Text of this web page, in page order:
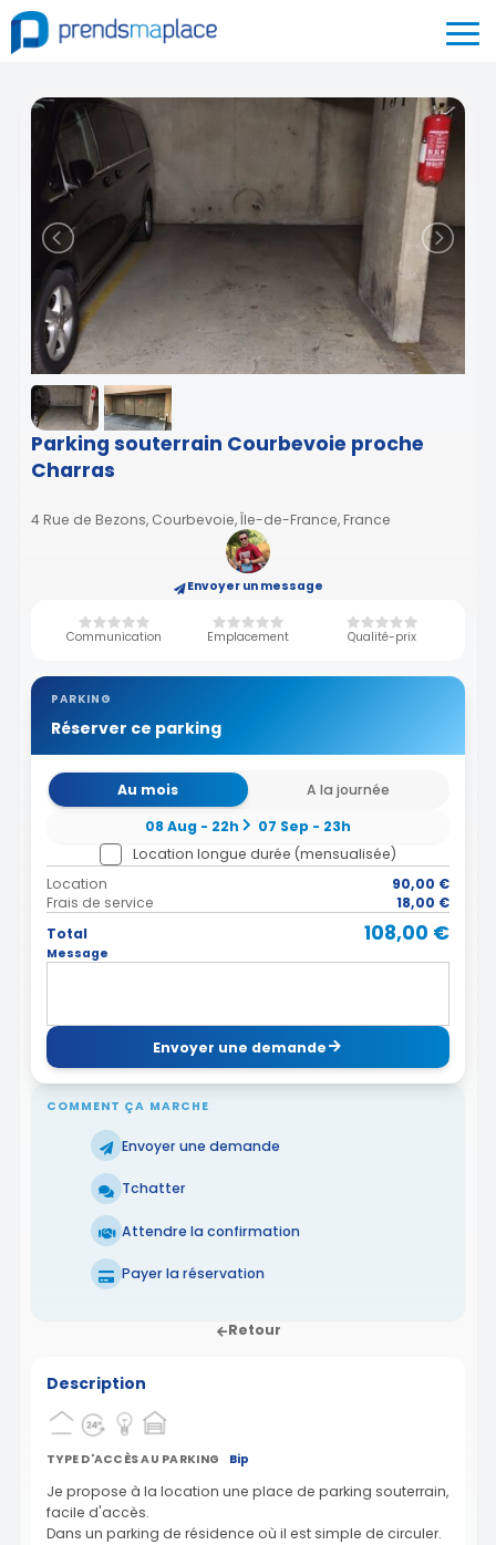
Parking souterrain Courbevoie proche
Charras
4 Rue de Bezons, Courbevoie, Île-de-France, France
Envoyer un message
Communication Emplacement Qualité-prix
PARKING
Réserver ce parking
Au mois
A la journée
08 Aug - 22h
07 Sep - 23h
Location longue durée (mensualisée)
Location
90,00 €
Frais de service
18,00 €
Total
108,00 €
Message
Envoyer une demande
COMMENT ÇA MARCHE
Envoyer une demande
Tchatter
Attendre la confirmation
Payer la réservation
Retour
Description
TYPE D'ACCÈS AU PARKING Bip
Je propose à la location une place de parking souterrain,
facile d'accès.
Dans un parking de résidence où il est simple de circuler.